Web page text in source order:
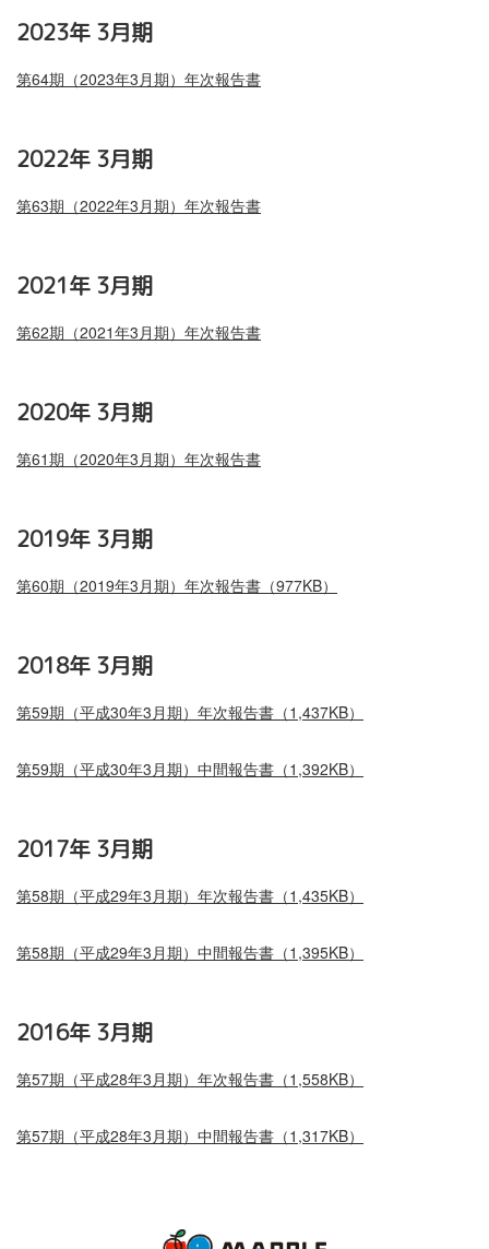
2023年 3月期
第64期（2023年3月期）年次報告書
2022年 3月期
第63期（2022年3月期）年次報告書
2021年 3月期
第62期（2021年3月期）年次報告書
2020年 3月期
第61期（2020年3月期）年次報告書
2019年 3月期
第60期（2019年3月期）年次報告書（977KB）
2018年 3月期
第59期（平成30年3月期）年次報告書（1,437KB）
第59期（平成30年3月期）中間報告書（1,392KB）
2017年 3月期
第58期（平成29年3月期）年次報告書（1,435KB）
第58期（平成29年3月期）中間報告書（1,395KB）
2016年 3月期
第57期（平成28年3月期）年次報告書（1,558KB）
第57期（平成28年3月期）中間報告書（1,317KB）